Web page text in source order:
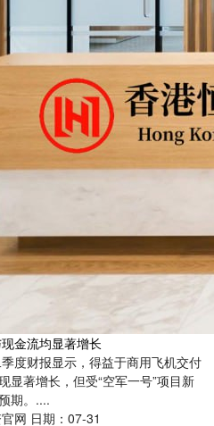
金流均显著增长
度财报显示，得益于商用飞机交付
显著增长，但受“空军一号”项目新
期。....
网 日期：07-31